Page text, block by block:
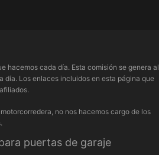
hacemos cada día. Esta comisión se genera al
día. Los enlaces incluidos en esta página que
no nos hacemos cargo de los
puertas de garaje